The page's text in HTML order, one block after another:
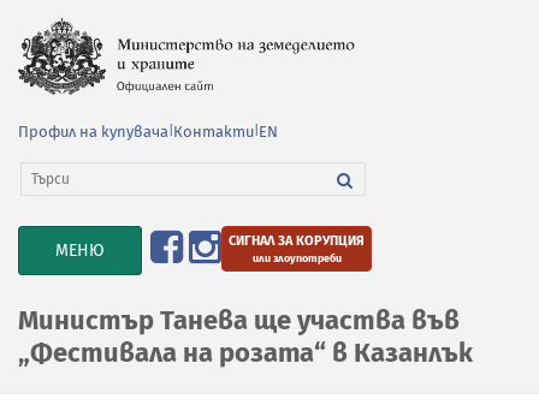
Профил на купувача Контакти EN
TOGGLE
NAVIGATION
МЕНЮ СИГНАЛ ЗА КОРУПЦИЯ
или злоупотреби
Министър Танева ще участва във
„Фестивала на розата“ в Казанлък